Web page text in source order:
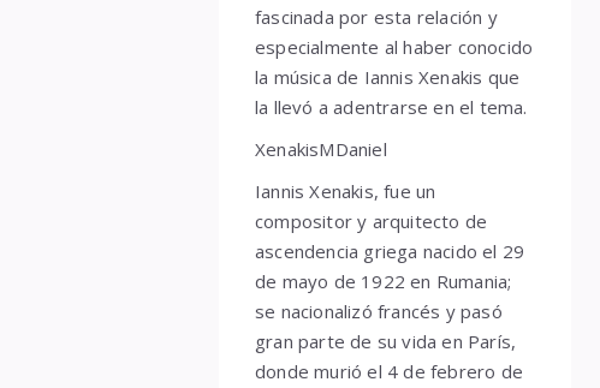
fascinada por esta relación y
especialmente al haber conocido
la música de Iannis Xenakis que
la llevó a adentrarse en el tema.
XenakisMDaniel
Iannis Xenakis, fue un
compositor y arquitecto de
ascendencia griega nacido el 29
de mayo de 1922 en Rumania;
se nacionalizó francés y pasó
gran parte de su vida en París,
donde murió el 4 de febrero de